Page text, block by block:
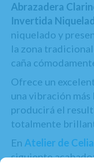
Abrazadera
Invertida
niquelado y
la zona
caña
Ofrece un
una vibración
producirá el
totalmente
En Atelier de Celia
siguiente